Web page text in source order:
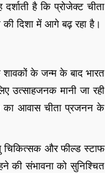
है कि प्रोजेक्ट चीता
दिशा में आगे बढ़ रहा है।
शावकों के जन्म के बाद भारत
उत्साहजनक मानी जा रही
का आवास चीता प्रजनन के
चिकित्सक और फील्ड स्टाफ
की संभावना को सुनिश्चित